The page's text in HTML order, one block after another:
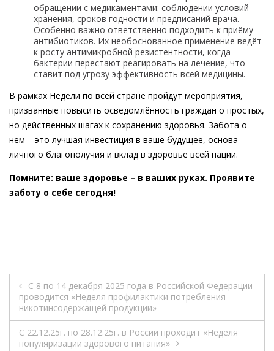
обращении с медикаментами: соблюдении условий
хранения, сроков годности и предписаний врача.
Особенно важно ответственно подходить к приёму
антибиотиков. Их необоснованное применение ведёт
к росту антимикробной резистентности, когда
бактерии перестают реагировать на лечение, что
ставит под угрозу эффективность всей медицины.
В рамках Недели по всей стране пройдут мероприятия,
призванные повысить осведомлённость граждан о простых,
но действенных шагах к сохранению здоровья. Забота о
нём – это лучшая инвестиция в ваше будущее, основа
личного благополучия и вклад в здоровье всей нации.
Помните: ваше здоровье – в ваших руках. Проявите
заботу о себе сегодня!
Навигация
по
записям
С 8 по 14 декабря 2025 года в Российской Федерации
проводится «Неделя профилактики потребления
никотинсодержащей продукции»
C 22.12.25г. по 28.12.25г. в России проходит «Неделя
популяризации здорового питания»